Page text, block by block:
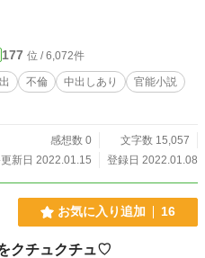
177 位 / 6,072件
不倫 中出しあり
官能小説
感想数 0
文字数 15,057
新日 2022.01.15
登録日 2022.01.08
お気に入り追加 16
クチュクチュ♡